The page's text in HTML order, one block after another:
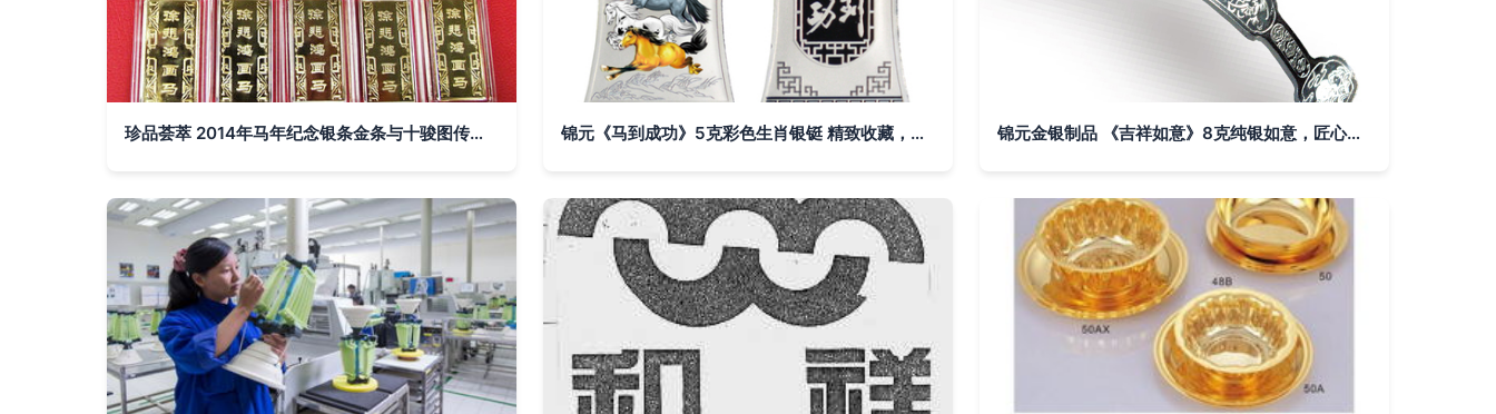
珍品荟萃 2014年马年纪念银条金条与十骏图传统工艺之美 锦元《马到成功》5克彩色生肖银铤 精致收藏，演绎马年祥瑞 锦元金银制品 《吉祥如意》8克纯银如意，匠心雕琢东方美学